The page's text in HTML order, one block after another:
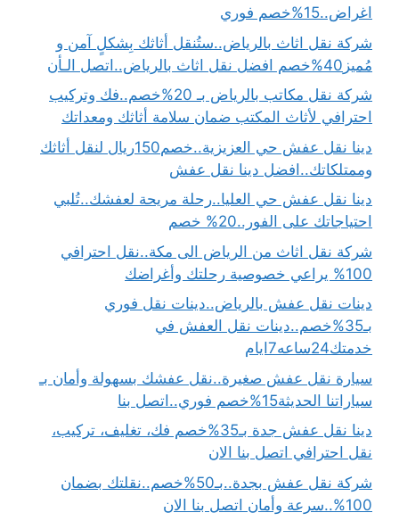
اغراض..15%خصم فوري
شركة نقل اثاث بالرياض..ستُنقل أثاثك بِشكلٍ آمن و
مُميز40%خصم افضل نقل اثاث بالرياض..اتصل الـأن
شركة نقل مكاتب بالرياض بـ 20%خصم..فك وتركيب
احترافي لأثاث المكتب ضمان سلامة أثاثك ومعداتك
دينا نقل عفش حي العزيزية..خصم150ريال لنقل أثاثك
وممتلكاتك..افضل دينا نقل عفش
دينا نقل عفش حي العليا..رحلة مريحة لعفشك..تُلبي
احتياجاتك على الفور..20% خصم
شركة نقل اثاث من الرياض الى مكة..نقل احترافي
100% يراعي خصوصية رحلتك وأغراضك
دينات نقل عفش بالرياض..دينات نقل فوري
بـ35%خصم..دينات نقل العفش في
خدمتك24ساعه7ايام
سيارة نقل عفش صغيرة..نقل عفشك بسهولة وأمان بـ
سياراتنا الحديثة15%خصم فوري..اتصل بنا
دينا نقل عفش جدة بـ35%خصم فك، تغليف، تركيب،
نقل احترافي اتصل بنا الان
شركة نقل عفش بجدة..بـ50%خصم..نقلتك بضمان
100%..سرعة وأمان اتصل بنا الان